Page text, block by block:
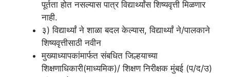
पूर्तता होत नसल्यास पात्र विद्यार्थ्‍यांस शिष्यवृत्ती मिळणार
नाही.
३) विद्यार्थ्‍यां ने शाळा बदल केल्यास, विद्यार्थ्‍यां ने/पालकाने
शिष्यवृत्तीसाठी नवीन
मुख्याध्यापकांमार्फत संबधित जिल्हयाच्या
शिक्षणाधिकारी(माध्यमिक)/ शिक्षण निरीक्षक मुंबई (प/द/उ)